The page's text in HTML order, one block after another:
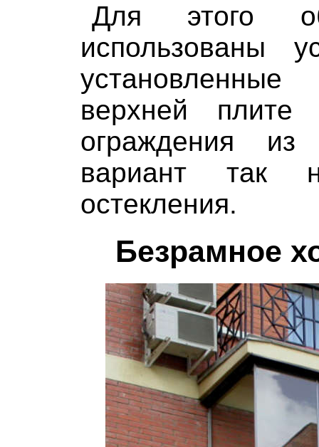
Для этого
использованы
верхней плите
ограждения
вариант так
остекления.
Безрамное